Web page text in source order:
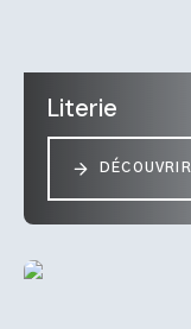
Literie
DÉCOUVRIR